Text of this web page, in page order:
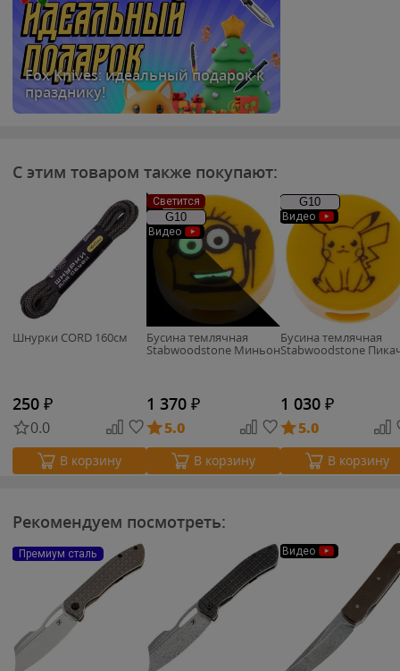
Fox Knives: идеальный подарок к
празднику!
С этим товаром также покупают:
Шнурки CORD 160см
250 ₽
0.0
В корзину
Светится
G10
Видео
Бусина темлячная
Stabwoodstone Миньон
1 370 ₽
5.0
В корзину
G10
Видео
Бусина темлячная
Stabwoodstone
1 030 ₽
5.0
В корзину
Рекомендуем посмотреть:
Премиум сталь Видео